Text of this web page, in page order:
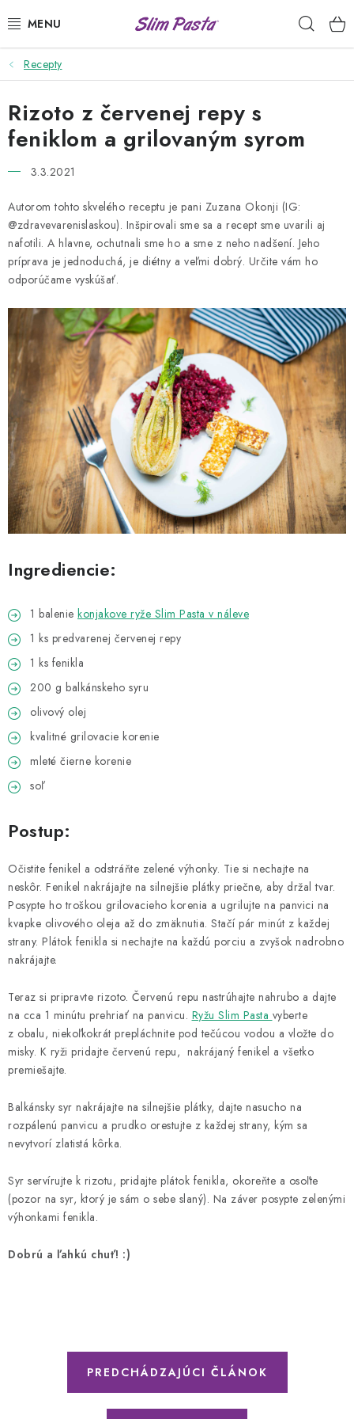
na
PRÍLOHY
HOTOVÉ JEDLÁ
DRESINGY
USUI
DIÉTNE PLÁNY
RECEPTY
MAGAZÍN
KONTAKTY
USUI
DARČEKOVÉ POUKAZY
SLIM PASTA
Čo je Slim Pasta Naši ambasádori
Recepty
Rizoto z červenej repy s
feniklom a grilovaným syrom
3.3.2021
Autorom tohto skvelého receptu je pani Zuzana Okonji (IG:
@zdravevarenislaskou). Inšpirovali sme sa a recept sme uvarili aj
nafotili. A hlavne, ochutnali sme ho a sme z neho nadšení. Jeho
príprava je jednoduchá, je diétny a veľmi dobrý. Určite vám ho
odporúčame vyskúšať.
Ingrediencie:
1 balenie konjakove ryže Slim Pasta v náleve
1 ks predvarenej červenej repy
1 ks fenikla
200 g balkánskeho syru
olivový olej
kvalitné grilovacie korenie
mleté čierne korenie
soľ
Postup:
Očistite fenikel a odstráňte zelené výhonky. Tie si nechajte na
neskôr. Fenikel nakrájajte na silnejšie plátky priečne, aby držal tvar.
Posypte ho troškou grilovacieho korenia a ugrilujte na panvici na
kvapke olivového oleja až do zmäknutia. Stačí pár minút z každej
strany. Plátok fenikla si nechajte na každú porciu a zvyšok nadrobno
nakrájajte.
Teraz si pripravte rizoto. Červenú repu nastrúhajte nahrubo a dajte
na cca 1 minútu prehriať na panvicu. Ryžu Slim Pasta vyberte
z obalu, niekoľkokrát prepláchnite pod tečúcou vodou a vložte do
misky. K ryži pridajte červenú repu, nakrájaný fenikel a všetko
premiešajte.
Balkánsky syr nakrájajte na silnejšie plátky, dajte nasucho na
rozpálenú panvicu a prudko orestujte z každej strany, kým sa
nevytvorí zlatistá kôrka.
Syr servírujte k rizotu, pridajte plátok fenikla, okoreňte a osoľte
(pozor na syr, ktorý je sám o sebe slaný). Na záver posypte zelenými
výhonkami fenikla.
Dobrú a ľahkú chuť! :)
PREDCHÁDZAJÚCI ČLÁNOK